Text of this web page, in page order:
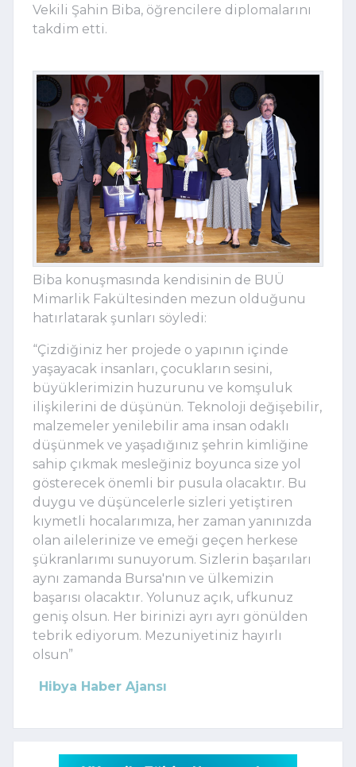
Vekili Şahin Biba, öğrencilere diplomalarını
takdim etti.
Biba konuşmasında kendisinin de BUÜ
Mimarlik Fakültesinden mezun olduğunu
hatırlatarak şunları söyledi:
“Çizdiğiniz her projede o yapının içinde
yaşayacak insanları, çocukların sesini,
büyüklerimizin huzurunu ve komşuluk
ilişkilerini de düşünün. Teknoloji değişebilir,
malzemeler yenilebilir ama insan odaklı
düşünmek ve yaşadığınız şehrin kimliğine
sahip çıkmak mesleğiniz boyunca size yol
gösterecek önemli bir pusula olacaktır. Bu
duygu ve düşüncelerle sizleri yetiştiren
kıymetli hocalarımıza, her zaman yanınızda
olan ailelerinize ve emeği geçen herkese
şükranlarımı sunuyorum. Sizlerin başarıları
aynı zamanda Bursa'nın ve ülkemizin
başarısı olacaktır. Yolunuz açık, ufkunuz
geniş olsun. Her birinizi ayrı ayrı gönülden
tebrik ediyorum. Mezuniyetiniz hayırlı
olsun”
Hibya Haber Ajansı